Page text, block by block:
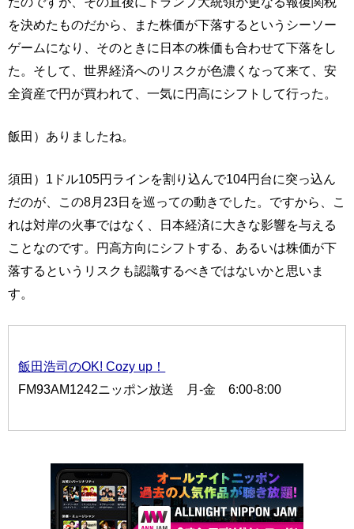
を決めたものだから、また株価が下落するというシーソー
ゲームになり、そのときに日本の株価も合わせて下落をし
た。そして、世界経済へのリスクが色濃くなって来て、安
全資産で円が買われて、一気に円高にシフトして行った。
飯田）ありましたね。
須田）1ドル105円ラインを割り込んで104円台に突っ込ん
だのが、この8月23日を巡っての動きでした。ですから、こ
れは対岸の火事ではなく、日本経済に大きな影響を与える
ことなのです。円高方向にシフトする、あるいは株価が下
落するというリスクも認識するべきではないかと思いま
す。
飯田浩司のOK! Cozy up！
FM93AM1242ニッポン放送 月-金 6:00-8:00